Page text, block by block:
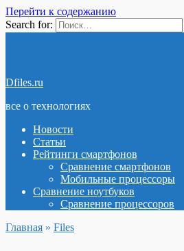
Перейти к содержанию
Search for:
Dfiles.ru
все о технологиях
Новости
Статьи
Рейтинги смартфонов
Сравнение смартфонов
Мобильные процессоры
Сравнение ноутбуков
Сравнение процессоров
Главная » Files